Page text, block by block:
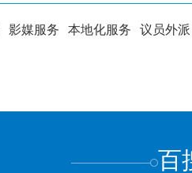
影媒服务 本地化服务 议员外派
百